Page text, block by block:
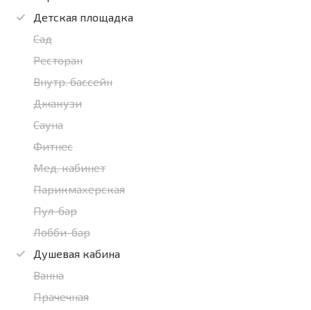
Детская площадка
Сад
Ресторан
Внутр. бассейн
Джакузи
Сауна
Фитнес
Мед. кабинет
Парикмахерская
Пул-бар
Лобби-бар
Душевая кабина
Ванна
Прачечная